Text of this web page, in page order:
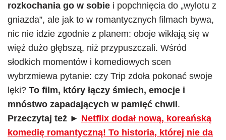
rozkochania go w sobie i popchnięcia do „wylotu z
gniazda”, ale jak to w romantycznych filmach bywa,
nic nie idzie zgodnie z planem: oboje wikłają się w
więź dużo głębszą, niż przypuszczali. Wśród
słodkich momentów i komediowych scen
wybrzmiewa pytanie: czy Trip zdoła pokonać swoje
lęki? To film, który łączy śmiech, emocje i
mnóstwo zapadających w pamięć chwil .
Przeczytaj też ► Netflix dodał nową, koreańską
komedię romantyczną! To historia, której nie da